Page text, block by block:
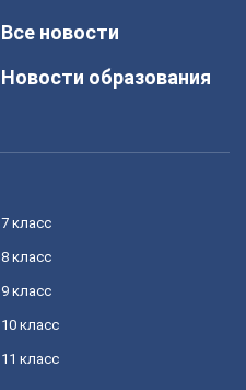
Все новости
Новости образования
7 класс
8 класс
9 класс
10 класс
11 класс